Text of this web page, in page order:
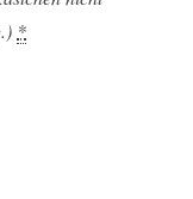
*